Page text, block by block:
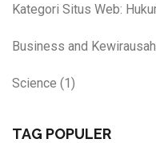
Kategori Situs Web:
Business and
Science (1)
TAG POPULER